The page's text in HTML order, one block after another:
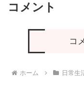
コメント
コ
ホーム 日常生